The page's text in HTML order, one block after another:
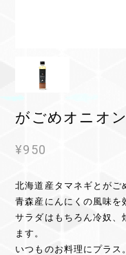
がごめオニオ
¥950
北海道産タマネギとがご
青森産にんにくの風味を
サラダはもちろん冷奴、
ます。
いつものお料理にプラス。